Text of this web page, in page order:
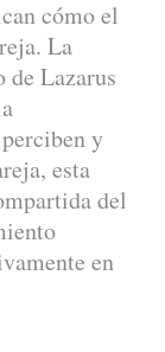
cómo el
La
Lazarus
y
esta
del
en